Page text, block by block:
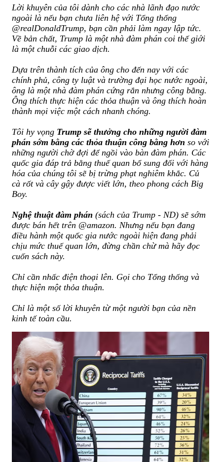
Lời khuyên của tôi dành cho các nhà lãnh đạo nước
ngoài là nếu bạn chưa liên hệ với Tổng thống
@realDonaldTrump, bạn cần phải làm ngay lập tức.
Về bản chất, Trump là một nhà đàm phán coi thế giới
là một chuỗi các giao dịch.
Dựa trên thành tích của ông cho đến nay với các
chính phủ, công ty luật và trường đại học nước ngoài,
ông là một nhà đàm phán cứng rắn nhưng công bằng.
Ông thích thực hiện các thỏa thuận và ông thích hoàn
thành mọi việc một cách nhanh chóng.
Tôi hy vọng Trump sẽ thưởng cho những người đàm
phán sớm bằng các thỏa thuận công bằng hơn so với
những người chờ đợi để ngồi vào bàn đàm phán. Các
quốc gia đáp trả bằng thuế quan bổ sung đối với hàng
hóa của chúng tôi sẽ bị trừng phạt nghiêm khắc. Củ
cà rốt và cây gậy được viết lớn, theo phong cách Big
Boy.
Nghệ thuật đàm phán (sách của Trump - ND) sẽ sớm
được bán hết trên @amazon. Nhưng nếu bạn đang
điều hành một quốc gia nước ngoài hiện đang phải
chịu mức thuế quan lớn, đừng chần chừ mà hãy đọc
cuốn sách này.
Chỉ cần nhấc điện thoại lên. Gọi cho Tổng thống và
thực hiện một thỏa thuận.
Chỉ là một số lời khuyên từ một người bạn của nền
kinh tế toàn cầu.